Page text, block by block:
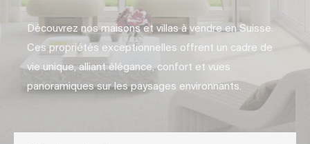
Découvrez nos maisons et villas à vendre en Suisse.
Ces propriétés exceptionnelles offrent un cadre de
vie unique, alliant élégance, confort et vues
panoramiques sur les paysages environnants.